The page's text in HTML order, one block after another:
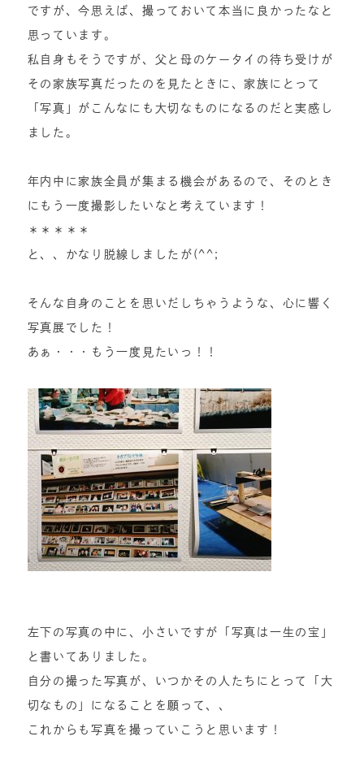
ですが、今思えば、撮っておいて本当に良かったなと
思っています。
私自身もそうですが、父と母のケータイの待ち受けが
その家族写真だったのを見たときに、家族にとって
「写真」がこんなにも大切なものになるのだと実感し
ました。
年内中に家族全員が集まる機会があるので、そのとき
にもう一度撮影したいなと考えています！
＊＊＊＊＊
と、、かなり脱線しましたが(^^;
そんな自身のことを思いだしちゃうような、心に響く
写真展でした！
あぁ・・・もう一度見たいっ！！
左下の写真の中に、小さいですが「写真は一生の宝」
と書いてありました。
自分の撮った写真が、いつかその人たちにとって「大
切なもの」になることを願って、、
これからも写真を撮っていこうと思います！